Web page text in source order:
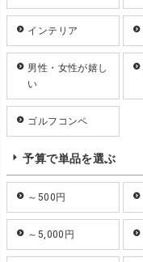
インテリア
男性・女性が嬉し
い
ゴルフコンペ
予算で単品を選ぶ
～500円
～5,000円